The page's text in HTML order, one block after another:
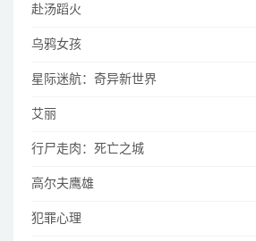
赴汤蹈火
乌鸦女孩
星际迷航：奇异新世界
艾丽
行尸走肉：死亡之城
高尔夫鹰雄
犯罪心理